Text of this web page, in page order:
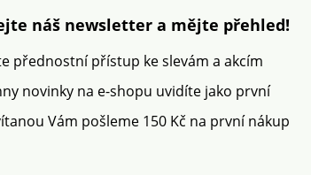
náš newsletter a mějte přehled!
přednostní přístup ke slevám a akcím
novinky na e-shopu uvidíte jako první
Vám pošleme 150 Kč na první nákup